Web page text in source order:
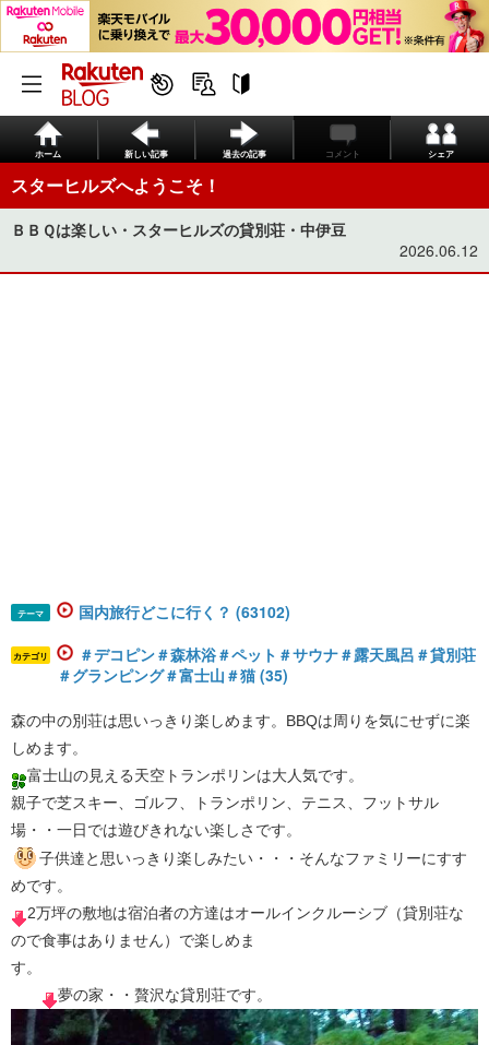
ホーム 新しい記事 過去の記事 コメント シェア
スターヒルズへようこそ！
ＢＢＱは楽しい・スターヒルズの貸別荘・中伊豆
2026.06.12
テーマ 国内旅行どこに行く？ (63102)
カテゴリ
＃デコピン＃森林浴＃ペット＃サウナ＃露天風呂＃貸別荘
＃グランピング＃富士山＃猫 (35)
森の中の別荘は思いっきり楽しめます。BBQは周りを気にせずに楽
しめます。
富士山の見える天空トランポリンは大人気です。
親子で芝スキー、ゴルフ、トランポリン、テニス、フットサル
場・・一日では遊びきれない楽しさです。
子供達と思いっきり楽しみたい・・・そんなファミリーにすす
めです。
2万坪の敷地は宿泊者の方達はオールインクルーシブ（貸別荘な
ので食事はありません）で楽しめま
す。
夢の家・・贅沢な貸別荘です。